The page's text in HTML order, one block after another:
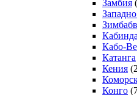
Замбия
Кабинда
Кабо-
Катанга
Кения
Конго